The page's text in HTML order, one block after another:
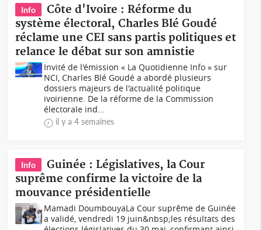
Info
Côte d'Ivoire : Réforme du
système électoral, Charles Blé Goudé
réclame une CEI sans partis politiques et
relance le débat sur son amnistie
Invité de l'émission « La Quotidienne Info » sur
NCI, Charles Blé Goudé a abordé plusieurs
dossiers majeurs de l'actualité politique
ivoirienne. De la réforme de la Commission
électorale ind...
il y a 4 semaines
Info
Guinée : Législatives, la Cour
suprême confirme la victoire de la
mouvance présidentielle
Mamadi DoumbouyaLa Cour suprême de Guinée
a validé, vendredi 19 juin&nbsp;les résultats des